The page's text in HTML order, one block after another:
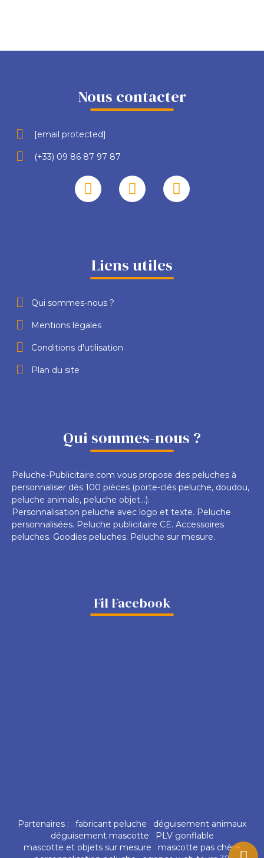
Nous contacter
[email protected]
(+33) 09 86 87 97 87
Liens utiles
Qui sommes-nous ?
Mentions légales
Conditions d'utilisation
Plan du site
Qui sommes-nous ?
Peluche-Publicitaire.com vous propose des peluches à
personnaliser dès 100 pièces (porte-clés peluche, doudou,
peluche animale, peluche objet...).
Personnalisation peluche avec logo et texte. Peluche
personnalisées. Peluche publicitaire CE. Accessoires
peluches. Goodies peluches. Peluche sur mesure.
Fil Facebook
Partenaires : fabricant peluche
déguisement animaux
déguisement mascotte
PLV gonflable
mascotte et objets sur mesure
mascotte pas chère